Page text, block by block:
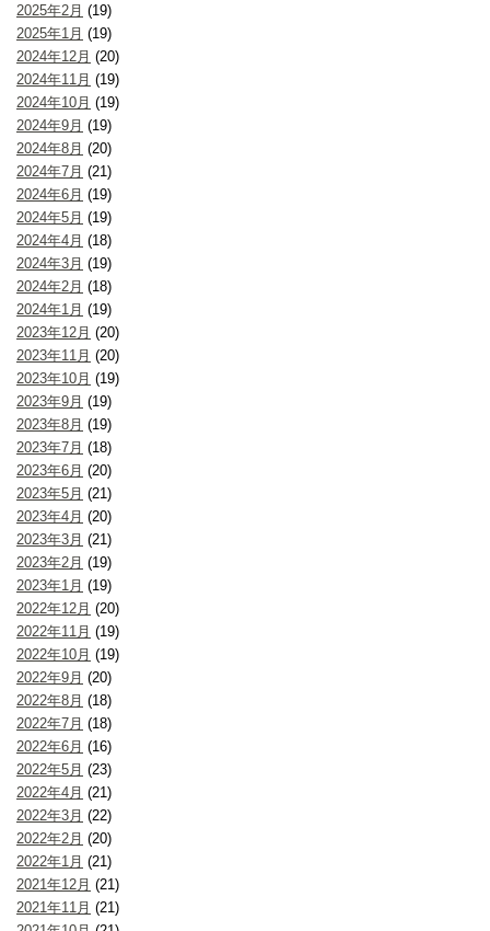
2025年2月 (19)
2025年1月 (19)
2024年12月 (20)
2024年11月 (19)
2024年10月 (19)
2024年9月 (19)
2024年8月 (20)
2024年7月 (21)
2024年6月 (19)
2024年5月 (19)
2024年4月 (18)
2024年3月 (19)
2024年2月 (18)
2024年1月 (19)
2023年12月 (20)
2023年11月 (20)
2023年10月 (19)
2023年9月 (19)
2023年8月 (19)
2023年7月 (18)
2023年6月 (20)
2023年5月 (21)
2023年4月 (20)
2023年3月 (21)
2023年2月 (19)
2023年1月 (19)
2022年12月 (20)
2022年11月 (19)
2022年10月 (19)
2022年9月 (20)
2022年8月 (18)
2022年7月 (18)
2022年6月 (16)
2022年5月 (23)
2022年4月 (21)
2022年3月 (22)
2022年2月 (20)
2022年1月 (21)
2021年12月 (21)
2021年11月 (21)